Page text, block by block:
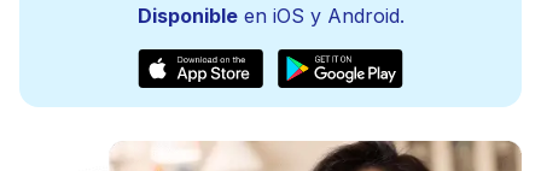
Disponibleen iOS y Android.